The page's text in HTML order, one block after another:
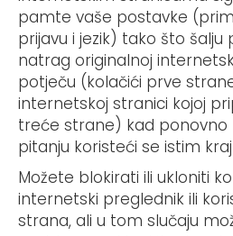
pamte vaše postavke
prijavu i jezik) tako što
natrag originalnoj
potječu (kolačići prve
internetskoj stranici kojoj
treće strane) kad ponovno
pitanju koristeći se istim
Možete blokirati ili ukloniti
internetski preglednik ili
strana, ali u tom slučaju